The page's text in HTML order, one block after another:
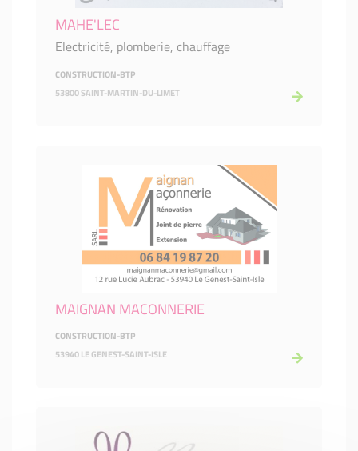
MAHE'LEC
Electricité, plomberie, chauffage
CONSTRUCTION-BTP
53800 SAINT-MARTIN-DU-LIMET
MAIGNAN MACONNERIE
CONSTRUCTION-BTP
53940 LE GENEST-SAINT-ISLE